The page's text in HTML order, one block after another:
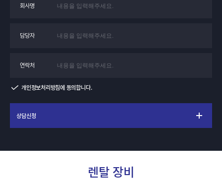
회사명
담당자
연락처
개인정보처리방침에 동의합니다.
상담신청
렌탈 장비